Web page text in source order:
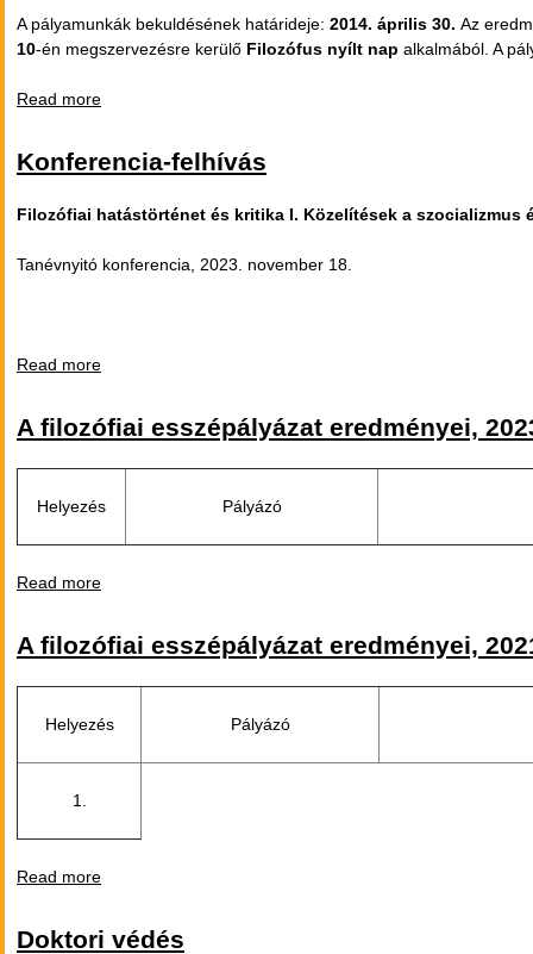
A pályamunkák bekuldésének határideje: 2014. április 30. Az
10-én megszervezésre kerülő Filozófus nyílt nap alkalmából. A
Read more
Konferencia-felhívás
Filozófiai hatástörténet és kritika I. Közelítések a szocializmus
Tanévnyitó konferencia, 2023. november 18.
Read more
A filozófiai esszépályázat eredményei,
Helyezés Pályázó
Read more
A filozófiai esszépályázat eredményei,
Helyezés Pályázó
1.
Read more
Doktori védés